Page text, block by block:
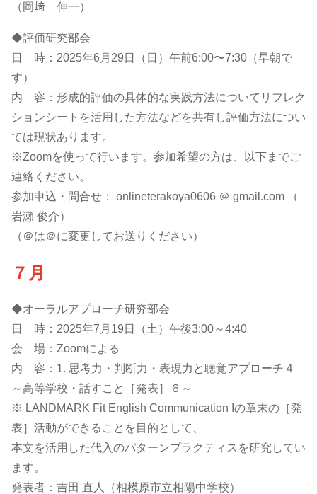
（岡﨑 伸一）
◆評価研究部会
日 時：2025年6月29日（日）午前6:00〜7:30（早朝で
す）
内 容：形成的評価の具体的な実践方法についてリフレク
ションシートを活用した方法などを共有し評価方法につい
ては現状あります。
※Zoomを使って行います。参加希望の方は、以下までご
連絡ください。
参加申込・問合せ： onlineterakoya0606 ＠ gmail.com （
岩瀬 俊介）
（＠は＠に変更してお送りください）
７月
◆オーラルアプローチ研究部会
日 時：2025年7月19日（土）午後3:00～4:40
会 場：Zoomによる
内 容：1. 思考力・判断力・表現力と聴覚アプローチ４
～高等学校・話すこと［発表］６～
※ LANDMARK Fit English Communication Iの章末の［発
表］活動ができることを目的として、
本文を活用した代入のパターンプラクティスを研究してい
ます。
発表者：吉田 直人（相模原市立相陽中学校）